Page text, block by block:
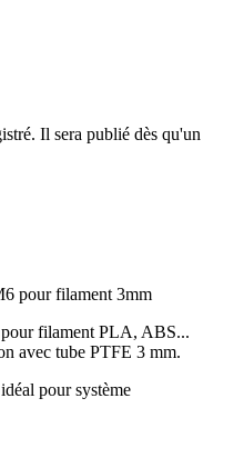
Il sera publié dès qu'un
filament PLA, ABS...
avec tube PTFE 3 mm.
pour système